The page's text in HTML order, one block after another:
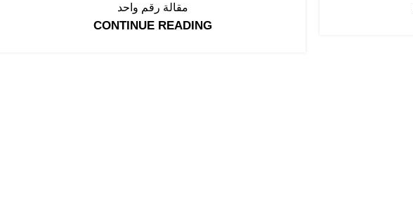
مقالة رقم واحد
CONTINUE READING